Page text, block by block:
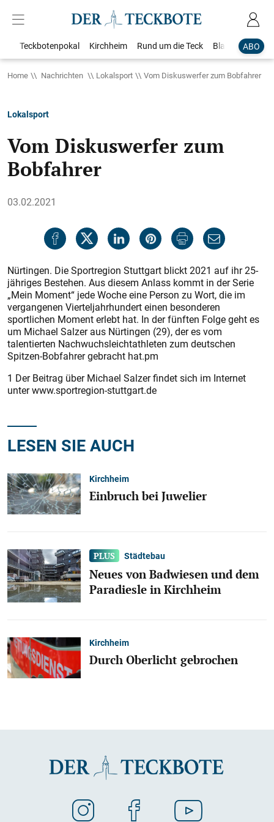
ABO
Teckbotenpokal Kirchheim Rund um die Teck Blaulicht
Home Nachrichten Lokalsport Vom Diskuswerfer zum Bobfahrer
Lokalsport
Vom Diskuswerfer zum
Bobfahrer
03.02.2021
Nürtingen. Die Sportregion Stuttgart blickt 2021 auf ihr 25-
jähriges Bestehen. Aus diesem Anlass kommt in der Serie
„Mein Moment“ jede Woche eine Person zu Wort, die im
vergangenen Vierteljahrhundert einen besonderen
sportlichen Moment erlebt hat. In der fünften Folge geht es
um Michael Salzer aus Nürtingen (29), der es vom
talentierten Nachwuchsleichtathleten zum deutschen
Spitzen-Bobfahrer gebracht hat.pm
1 Der Beitrag über Michael Salzer findet sich im Internet
unter www.sportregion-stuttgart.de
LESEN SIE AUCH
Kirchheim
Einbruch bei Juwelier
Städtebau
Neues von Badwiesen und dem
Paradiesle in Kirchheim
Kirchheim
Durch Oberlicht gebrochen